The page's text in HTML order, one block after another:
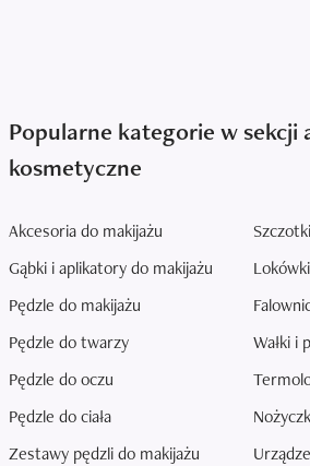
Popularne kategorie w sekcji
kosmetyczne
Akcesoria do makijażu
Gąbki i aplikatory do makijażu
Pędzle do makijażu
Pędzle do twarzy
Pędzle do oczu
Pędzle do ciała
Zestawy pędzli do makijażu
Lokówki
Wałki i